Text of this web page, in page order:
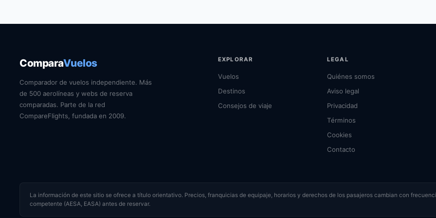
ComparaVuelos
Comparador de vuelos independiente. Más
de 500 aerolíneas y webs de reserva
comparadas. Parte de la red
CompareFlights, fundada en 2009.
EXPLORAR
Vuelos
Destinos
Consejos de viaje
LEGAL
Quiénes somos
Aviso legal
Privacidad
Términos
Cookies
Contacto
La información de este sitio se ofrece a título orientativo. Precios, franquicias de equipaje, horarios y derechos de los pasajeros cambian con
competente (AESA, EASA) antes de reservar.